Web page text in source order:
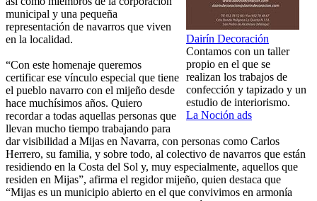
Dairín Decoración
Contamos con un taller
propio en el que se
realizan los trabajos de
confección y tapizado y un
estudio de interiorismo.
La Noción ads
municipal y una pequeña
representación de navarros que viven
en la localidad.
“Con este homenaje queremos
certificar ese vínculo especial que tiene
el pueblo navarro con el mijeño desde
hace muchísimos años. Quiero
recordar a todas aquellas personas que
llevan mucho tiempo trabajando para
dar visibilidad a Mijas en Navarra, con personas como Carlos
Herrero, su familia, y sobre todo, al colectivo de navarros que están
residiendo en la Costa del Sol y, muy especialmente, aquellos que
residen en Mijas”, afirma el regidor mijeño, quien destaca que
“Mijas es un municipio abierto en el que convivimos en armonía